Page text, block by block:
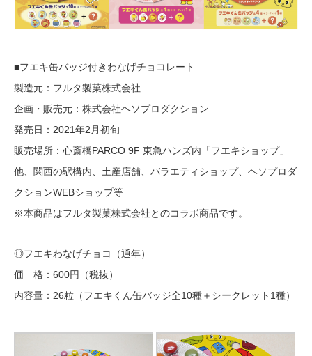
■フエキ缶バッジ付きわなげチョコレート
製造元：フルタ製菓株式会社
企画・販売元：株式会社ヘソプロダクション
発売日：2021年2月初旬
販売場所：心斎橋PARCO 9F 東急ハンズ内「フエキショップ」
他、関西の駅構内、土産店舗、バラエティショップ、ヘソプロダ
クションWEBショップ等
※本商品はフルタ製菓株式会社とのコラボ商品です。
◎フエキわなげチョコ（通年）
価 格：600円（税抜）
内容量：26粒（フエキくん缶バッジ全10種＋シークレット1種）